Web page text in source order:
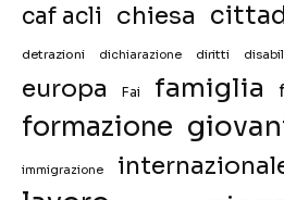
caf acli chiesa
detrazioni dichiarazione diritti
europa Fai famiglia
formazione
immigrazione